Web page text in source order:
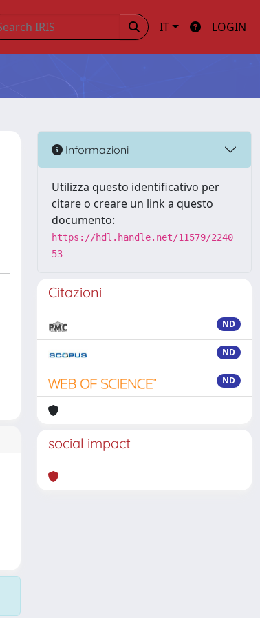
IT LOGIN
Informazioni
Utilizza questo identificativo per
citare o creare un link a questo
documento:
https://hdl.handle.net/11579/2240
53
Citazioni
ND
ND
ND
social impact